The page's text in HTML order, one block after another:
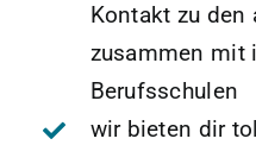
Kontakt zu den
zusammen mit
Berufsschulen
wir bieten dir